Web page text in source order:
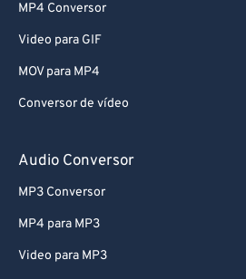
MP4 Conversor
Video para GIF
MOV para MP4
Conversor de vídeo
Audio Conversor
MP3 Conversor
MP4 para MP3
Video para MP3